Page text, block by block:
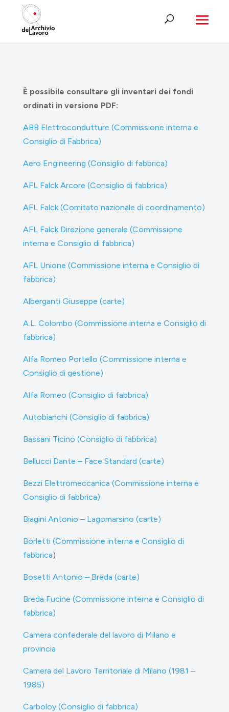
È possibile consultare gli inventari dei fondi
ordinati in versione PDF:
ABB Elettrocondutture (Commissione interna e
Consiglio di Fabbrica)
Aero Engineering (Consiglio di fabbrica)
AFL Falck Arcore (Consiglio di fabbrica)
AFL Falck (Comitato nazionale di coordinamento)
AFL Falck Direzione generale (Commissione
interna e Consiglio di fabbrica)
AFL Unione (Commissione interna e Consiglio di
fabbrica)
Alberganti Giuseppe (carte)
A.L. Colombo (Commissione interna e Consiglio di
fabbrica)
Alfa Romeo Portello (Commissione interna e
Consiglio di gestione)
Alfa Romeo (Consiglio di fabbrica)
Autobianchi (Consiglio di fabbrica)
Bassani Ticino (Consiglio di fabbrica)
Bellucci Dante – Face Standard (carte)
Bezzi Elettromeccanica (Commissione interna e
Consiglio di fabbrica)
Biagini Antonio – Lagomarsino (carte)
Borletti (Commissione interna e Consiglio di
fabbrica)
Bosetti Antonio – Breda (carte)
Breda Fucine (Commissione interna e Consiglio di
fabbrica)
Camera confederale del lavoro di Milano e
provincia
Camera del Lavoro Territoriale di Milano (1981 –
1985)
Carboloy (Consiglio di fabbrica)